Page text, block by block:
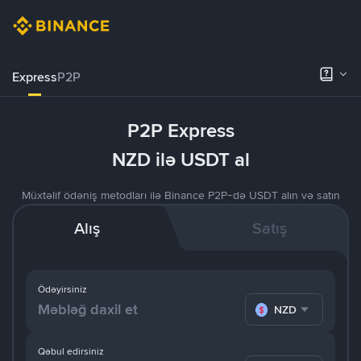
ExpressP2P
P2P Express
NZD ilə USDT al
Müxtəlif ödəniş metodları ilə Binance P2P-də USDT alın və satın
Alış Satış
Ödəyirsiniz
NZD
Qəbul edirsiniz